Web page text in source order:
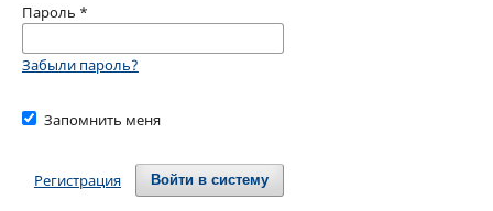
Пароль *
Забыли пароль?
Запомнить меня
Войти в систему
Регистрация